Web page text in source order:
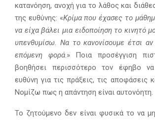
κατανόηση, ανοχή για το λάθος και
της ευθύνης: «Κρίμα που έχασες το
να είχα βάλει μια ειδοποίηση το κινητό
υπενθυμίσω. Να το κανονίσουμε έτσι αν
επόμενη φορά.» Ποια προσέγγιση
βοηθήσει περισσότερο τον έφηβο
ευθύνη για τις πράξεις, τις αποφάσεις
Νομίζω πως η απάντηση είναι αυτονόητη.
Το ζητούμενο δεν είναι φυσικά το να